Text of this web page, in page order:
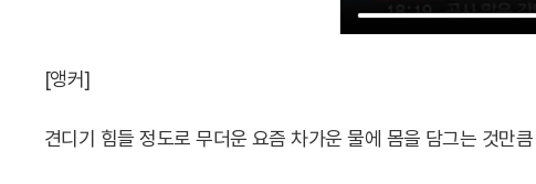
[앵커]
견디기 힘들 정도로 무더운 요즘 차가운 물에 몸을 담그는 것만